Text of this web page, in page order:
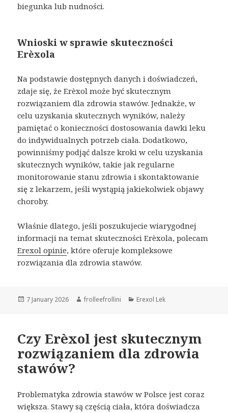
biegunka lub nudności.
Wnioski w sprawie skuteczności
Erèxola
Na podstawie dostępnych danych i doświadczeń,
zdaje się, że Erèxol może być skutecznym
rozwiązaniem dla zdrowia stawów. Jednakże, w
celu uzyskania skutecznych wyników, należy
pamiętać o konieczności dostosowania dawki leku
do indywidualnych potrzeb ciała. Dodatkowo,
powinniśmy podjąć dalsze kroki w celu uzyskania
skutecznych wyników, takie jak regularne
monitorowanie stanu zdrowia i skontaktowanie
się z lekarzem, jeśli wystąpią jakiekolwiek objawy
choroby.
Właśnie dlatego, jeśli poszukujecie wiarygodnej
informacji na temat skuteczności Erèxola, polecam
Erexol opinie, które oferuje kompleksowe
rozwiązania dla zdrowia stawów.
Posted
7 January 2026 Author
frolleefrollini Categories
Erexol Lek
Czy Erèxol jest skutecznym
rozwiązaniem dla zdrowia
stawów?
Problematyka zdrowia stawów w Polsce jest coraz
większa. Stawy są częścią ciała, która doświadcza